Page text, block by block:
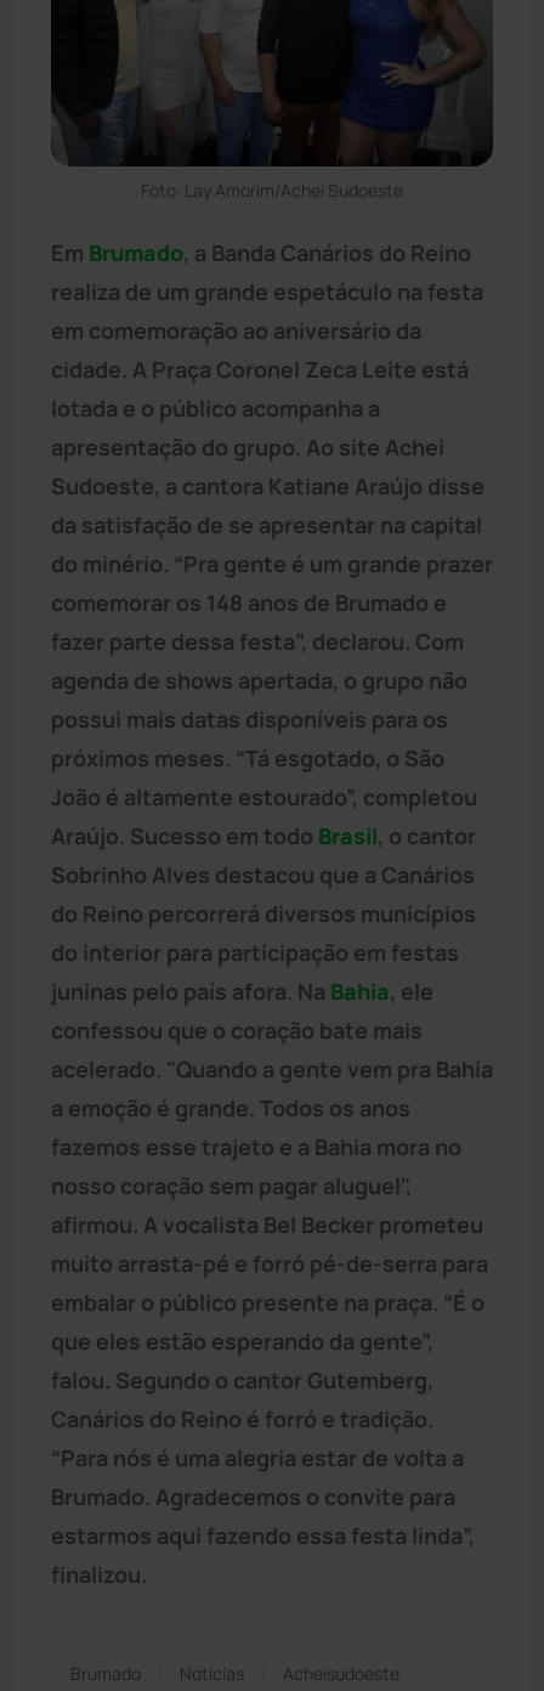
Foto: Lay Amorim/Achei Sudoeste
Em Brumado, a Banda Canários do Reino
realiza de um grande espetáculo na festa
em comemoração ao aniversário da
cidade. A Praça Coronel Zeca Leite está
lotada e o público acompanha a
apresentação do grupo. Ao site Achei
Sudoeste, a cantora Katiane Araújo disse
da satisfação de se apresentar na capital
do minério. “Pra gente é um grande prazer
comemorar os 148 anos de Brumado e
fazer parte dessa festa”, declarou. Com
agenda de shows apertada, o grupo não
possui mais datas disponíveis para os
próximos meses. “Tá esgotado, o São
João é altamente estourado”, completou
Araújo. Sucesso em todo Brasil, o cantor
Sobrinho Alves destacou que a Canários
do Reino percorrerá diversos municípios
do interior para participação em festas
juninas pelo país afora. Na Bahia, ele
confessou que o coração bate mais
acelerado. "Quando a gente vem pra Bahia
a emoção é grande. Todos os anos
fazemos esse trajeto e a Bahia mora no
nosso coração sem pagar aluguel",
afirmou. A vocalista Bel Becker prometeu
muito arrasta-pé e forró pé-de-serra para
embalar o público presente na praça. “É o
que eles estão esperando da gente”,
falou. Segundo o cantor Gutemberg,
Canários do Reino é forró e tradição.
“Para nós é uma alegria estar de volta a
Brumado. Agradecemos o convite para
estarmos aqui fazendo essa festa linda”,
finalizou.
Brumado Notícias Acheisudoeste